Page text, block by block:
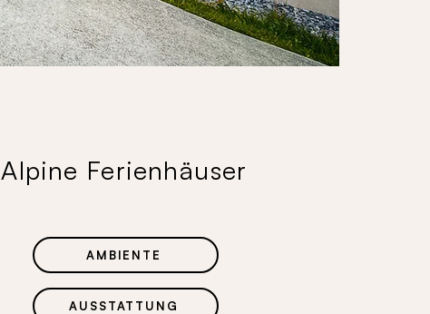
Alpine Ferienhäuser​
AMBIENTE
AUSSTATTUNG